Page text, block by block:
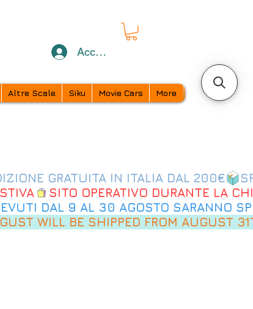
Accedi
Altre Scale Siku Movie Cars More
WILL BE SHIPPED FROM AUGUST